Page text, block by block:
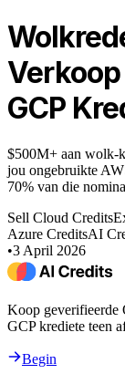
GCP
$500M+ aan wolk-
jou ongebruikte
70% van die
Sell Cloud Credits
Azure CreditsAI
•3 April 2026
Koop
GCP krediete teen
Begin